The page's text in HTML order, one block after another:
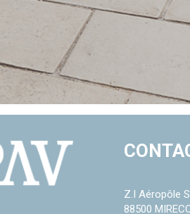
Z.I Aéropôle
88500